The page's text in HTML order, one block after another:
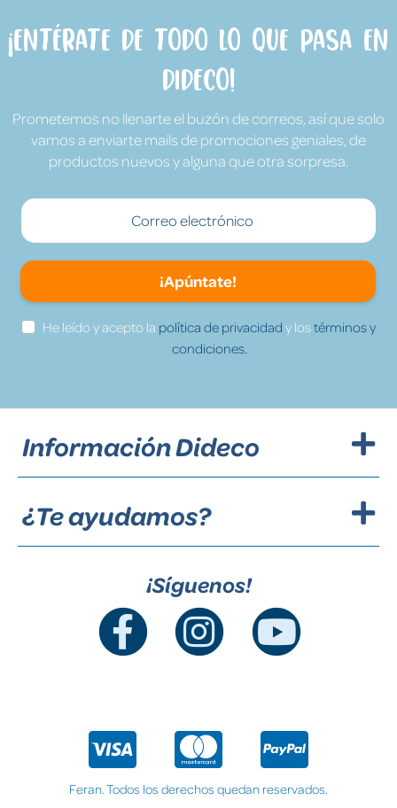
¡Entérate de todo lo que pasa en
Dideco!
Prometemos no llenarte el buzón de correos, así que solo
vamos a enviarte mails de promociones geniales, de
productos nuevos y alguna que otra sorpresa.
¡Apúntate!
He leído y acepto la política de privacidad y lostérminos y
condiciones.
Información Dideco
¿Te ayudamos?
¡Síguenos!
Feran. Todos los derechos quedan reservados.